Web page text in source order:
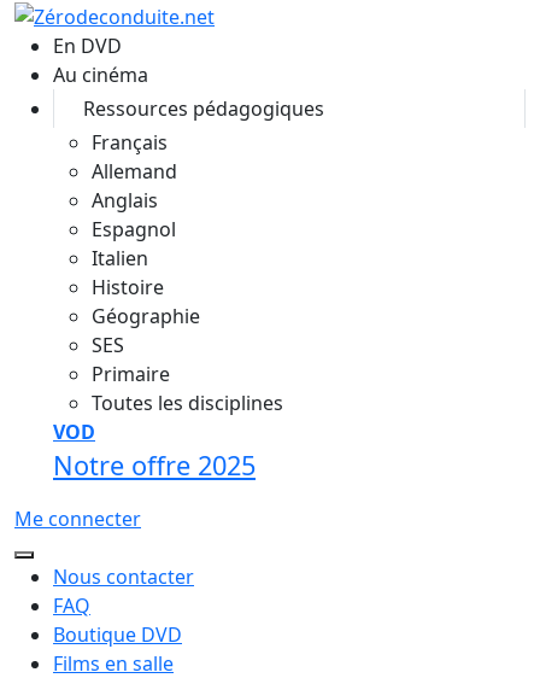
Aller au contenu principal
En DVD
Au cinéma
Ressources pédagogiques
Français
Allemand
Anglais
Espagnol
Italien
Histoire
Géographie
SES
Primaire
Toutes les disciplines
VOD
Notre offre 2025
Me connecter
Nous contacter
FAQ
Boutique DVD
Films en salle